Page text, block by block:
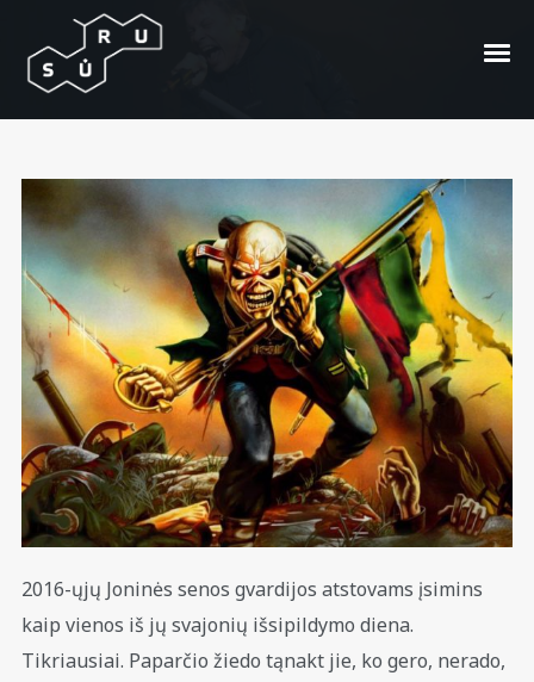
Iron Maiden pensų koncertas
pensams
Posted On2016/06/27 InBangos byAndrzej
Bong
2016-ųjų Joninės senos gvardijos atstovams įsimins
kaip vienos iš jų svajonių išsipildymo diena.
Tikriausiai. Paparčio žiedo tąnakt jie, ko gero, nerado,